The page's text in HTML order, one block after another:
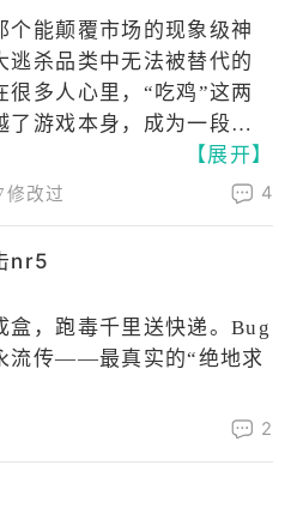
个能颠覆市场的现象级神
逃杀品类中无法被替代的
很多人心里，“吃鸡”这两
了游戏本身，成为一段关
【展开】
修改过 4
nr5
盒，跑毒千里送快递。Bug
流传——最真实的“绝地求
2